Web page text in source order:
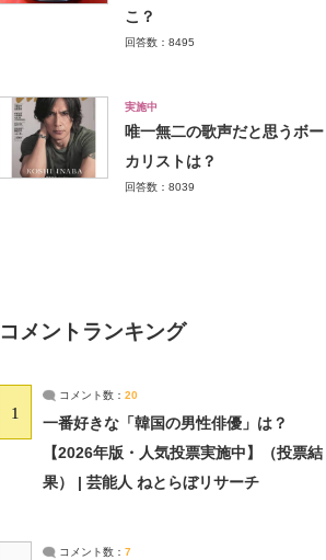
こ？
回答数：8495
実施中
唯一無二の歌声だと思うボー
カリストは？
回答数：8039
コメントランキング
1
コメント数： 20
一番好きな「韓国の男性俳優」は？
【2026年版・人気投票実施中】（投票結
果） | 芸能人 ねとらぼリサーチ
コメント数： 7